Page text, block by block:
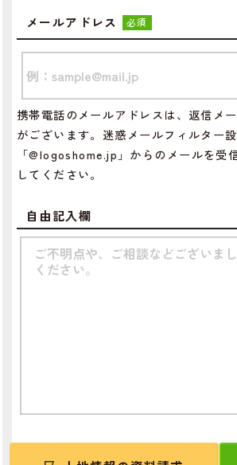
メールアドレス 必須
携帯電話のメールアドレスは、返信メ
がございます。迷惑メールフィルター
「@logoshome.jp」からのメールを受
してください。
自由記入欄